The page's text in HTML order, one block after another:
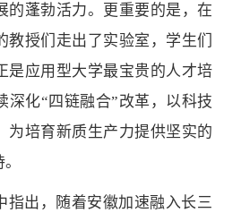
的蓬勃活力。更重要的是，在
教授们走出了实验室，学生们
是应用型大学最宝贵的人才培
深化“四链融合”改革，以科技
为培育新质生产力提供坚实的
指出，随着安徽加速融入长三